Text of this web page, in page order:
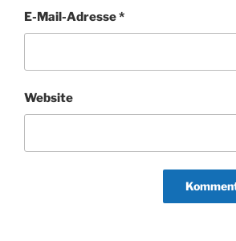
E-Mail-Adresse*
Website